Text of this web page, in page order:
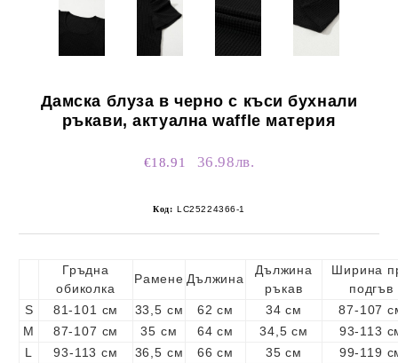
Дамска блуза в черно с къси бухнали
ръкави, актуална waffle материя
€18.91 36.98лв.
Код: LC25224366-1
Гръдна
обиколка
Рамене Дължина
Дължина
ръкав
Ширина
подгъв
S
81-101 см 33,5 см 62 см 34 см
87-107
M
87-107 см 35 см 64 см 34,5 см
93-113
L
93-113 см 36,5 см 66 см 35 см
99-119